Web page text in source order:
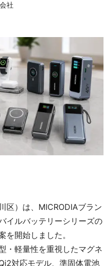
社
区）は、MICRODIAブラン
イルバッテリーシリーズの
を開始しました。
・軽量性を重視したマグネ
対応モデル、準固体電池